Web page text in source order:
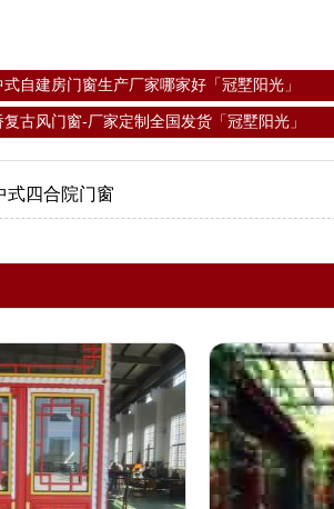
式自建房门窗生产厂家哪家好「冠墅阳光」
古风门窗-厂家定制全国发货「冠墅阳光」
式四合院门窗